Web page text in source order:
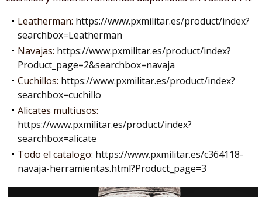
Leatherman: https://www.pxmilitar.es/product/index?
searchbox=Leatherman
Navajas: https://www.pxmilitar.es/product/index?
Product_page=2&searchbox=navaja
Cuchillos: https://www.pxmilitar.es/product/index?
searchbox=cuchillo
Alicates multiusos:
https://www.pxmilitar.es/product/index?
searchbox=alicate
Todo el catalogo: https://www.pxmilitar.es/c364118-
navaja-herramientas.html?Product_page=3